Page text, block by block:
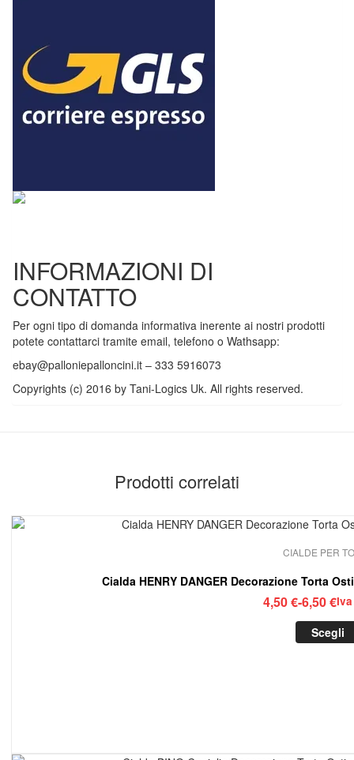
INFORMAZIONI DI
CONTATTO
Per ogni tipo di domanda informativa inerente ai nostri prodotti
potete contattarci tramite email, telefono o Wathsapp:
ebay@palloniepalloncini.it – 333 5916073
Copyrights (c) 2016 by Tani-Logics Uk. All rights reserved.
Prodotti correlati
CIALDE PER
Cialda HENRY DANGER Decorazione Torta
4,50€-6,50€
di
Scegli